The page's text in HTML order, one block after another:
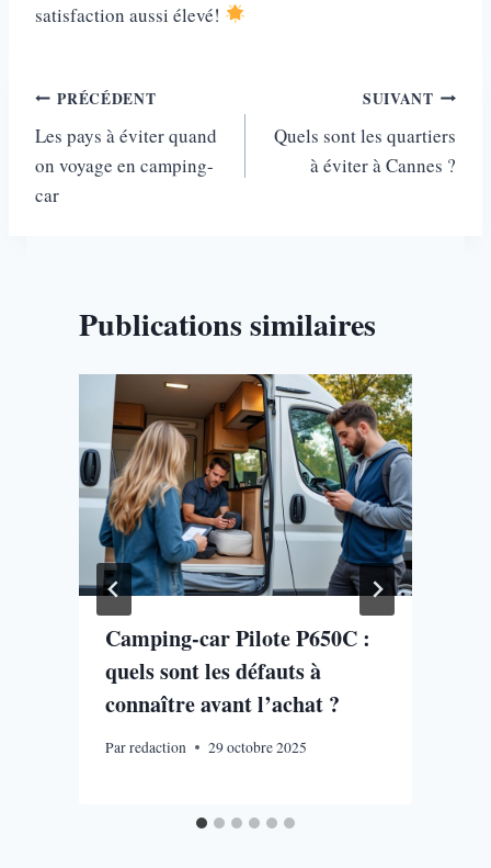
satisfaction aussi élevé!
Navigation
de
l’article
PRÉCÉDENT
Les pays à éviter quand
on voyage en camping-
car
SUIVANT
Quels sont les quartiers
à éviter​ à Cannes ?
Publications similaires
Camping-car Pilote P650C :
quels sont les défauts à
connaître avant l’achat ?
Parredaction 29 octobre 2025